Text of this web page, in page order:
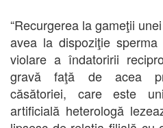
“Recurgerea la gameţii
avea la dispoziţie
violare a îndatoririi
gravă faţă de acea
căsătoriei, care este
artificială heterologă